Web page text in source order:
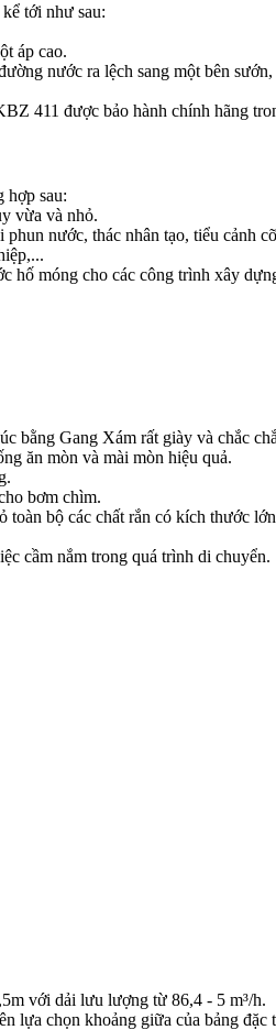
tới như sau:
áp cao.
nước ra lệch sang một bên
411 được bảo hành chính hãng
hợp sau:
vừa và nhỏ.
nước, thác nhân tạo, tiểu cảnh
hố móng cho các công trình xây
bằng Gang Xám rất giày và chắc
ăn mòn và mài mòn hiệu quả.
bơm chìm.
bộ các chất rắn có kích thước
cầm nắm trong quá trình di chuyển.
với dải lưu lượng từ 86,4 - 5 m³/h.
lựa chọn khoảng giữa của bảng đặc